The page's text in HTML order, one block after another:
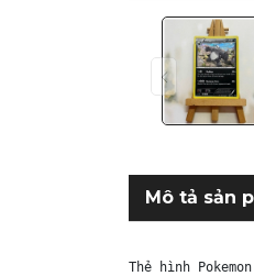
Mô tả sản
Thẻ hình